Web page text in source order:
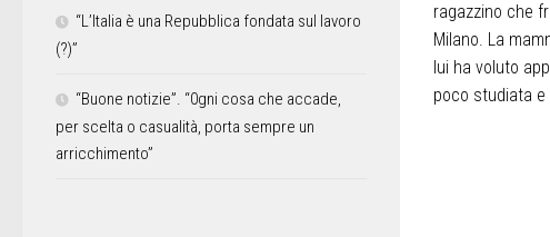
ragazzino che
Milano. La
lui ha voluto
poco studiata
“L’Italia è una Repubblica fondata sul lavoro
(?)”
“Buone notizie”. “0gni cosa che accade,
per scelta o casualità, porta sempre un
arricchimento”